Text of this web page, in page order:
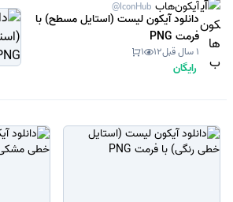
آیکون‌هاب @IconHub
دانلود آیکون لیست (استایل مسطح) با
فرمت PNG
1 سال قبل 12
1
رایگان